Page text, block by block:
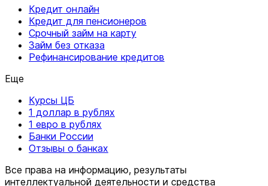
Кредит онлайн
Кредит для пенсионеров
Срочный займ на карту
Займ без отказа
Рефинансирование кредитов
Еще
Курсы ЦБ
1 доллар в рублях
1 евро в рублях
Банки России
Отзывы о банках
Все права на информацию, результаты
интеллектуальной деятельности и средства